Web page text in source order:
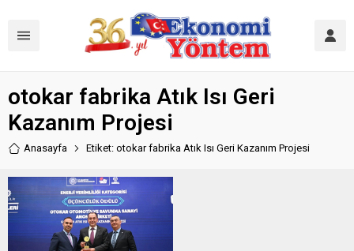
otokar fabrika Atık Isı Geri
Kazanım Projesi
Anasayfa Etiket: otokar fabrika Atık Isı Geri Kazanım Projesi